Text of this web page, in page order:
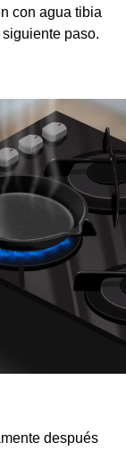
con agua tibia
paso.
después